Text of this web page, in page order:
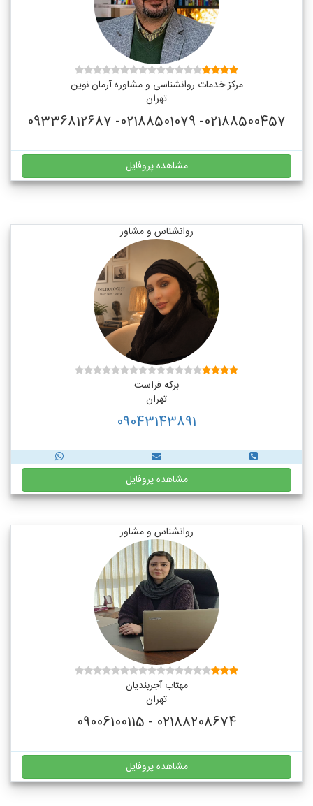
مرکز خدمات روانشناسی و مشاوره آرمان نوین
تهران
02188500457- 02188501079- 09336812687
مشاهده پروفایل
روانشناس و مشاور
برکه فراست
تهران
09043143891
مشاهده پروفایل
روانشناس و مشاور
مهتاب آجربندیان
تهران
02188208674 - 09006100115
مشاهده پروفایل